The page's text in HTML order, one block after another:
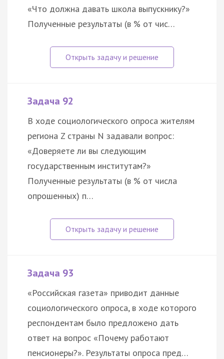
«Что должна давать школа выпускнику?»
Полученные результаты (в % от чис…
Задача 92
В ходе социологического опроса жителям
региона Z страны N задавали вопрос:
«Доверяете ли вы следующим
государственным институтам?»
Полученные результаты (в % от числа
опрошенных) п…
Задача 93
«Российская газета» приводит данные
социологического опроса, в ходе которого
респондентам было предложено дать
ответ на вопрос «Почему работают
пенсионеры?». Результаты опроса пред…